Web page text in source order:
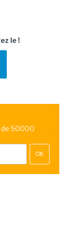
le !
de 50000
OK